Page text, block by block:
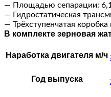
— Площадью сепарации:
— Гидростатическая
— Трёхступенчатая коробка
В комплекте зерновая
Наработка двигателя м/ч
Год выпуска